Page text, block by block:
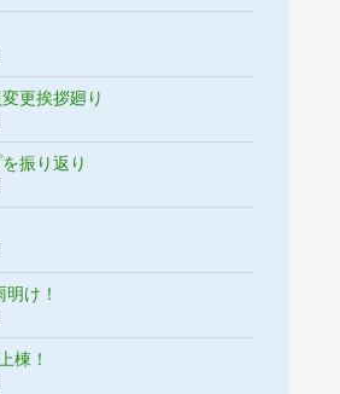
更挨拶廻り
振り返り
け！
棟！